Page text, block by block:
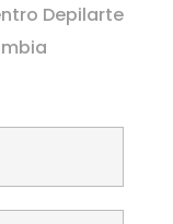
Depilarte